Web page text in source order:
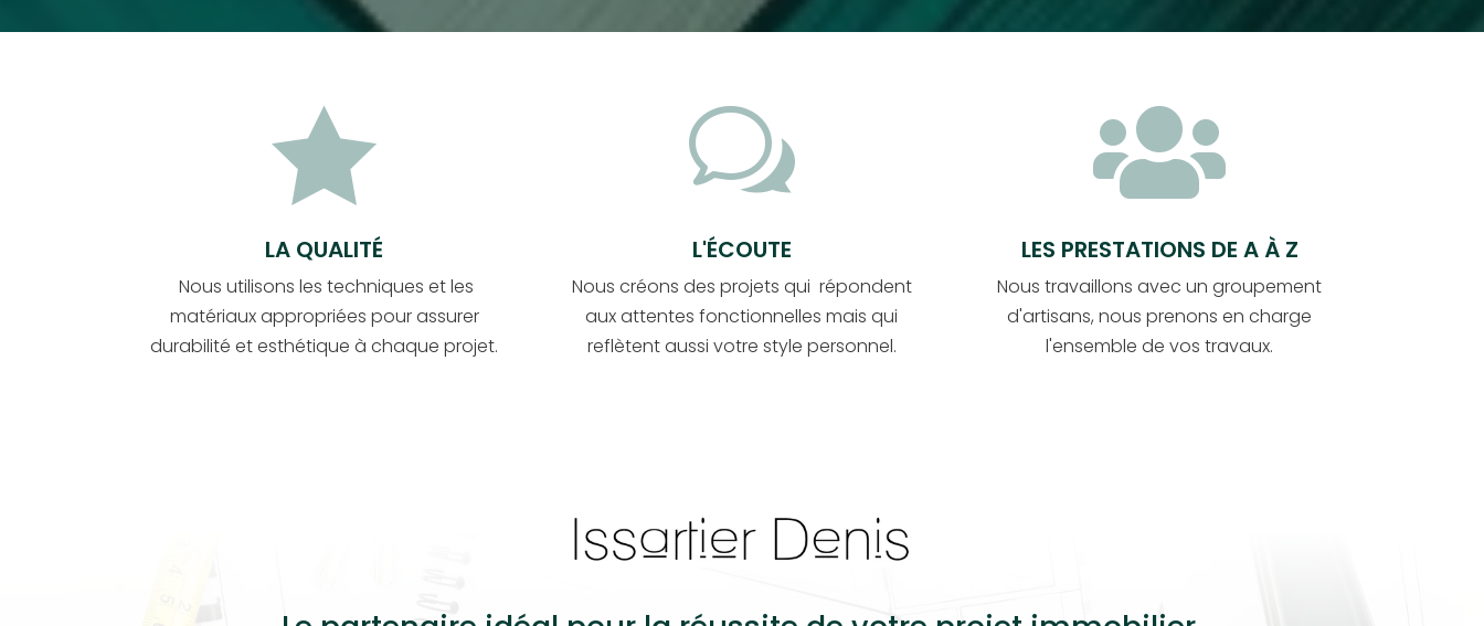

LA QUALITÉ
Nous utilisons les techniques et les
matériaux appropriées pour assurer
durabilité et esthétique à chaque projet.
w
L'ÉCOUTE
Nous créons des projets qui répondent
aux attentes fonctionnelles mais qui
reflètent aussi votre style personnel.

LES PRESTATIONS DE A À Z
Nous travaillons avec un groupement
d'artisans, nous prenons en charge
l'ensemble de vos travaux.